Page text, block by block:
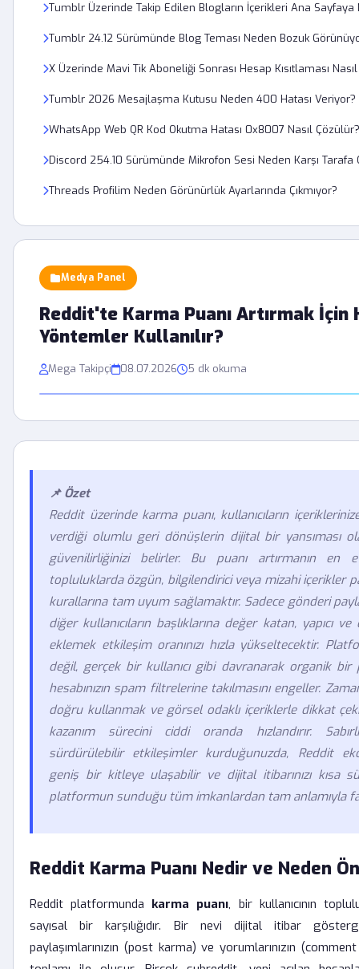
Medya Panel
Reddit'te Karma Puanı Artırmak İçin
Yöntemler Kullanılır?
Mega Takipçi 08.07.2026 5 dk okuma
📌 Özet
Reddit üzerinde karma puanı, kullanıcıların
verdiği olumlu geri dönüşlerin dijital bir yansıması
güvenilirliğinizi belirler. Bu puanı artırmanın en
topluluklarda özgün, bilgilendirici veya mizahi içerikler
kurallarına tam uyum sağlamaktır. Sadece gönderi
diğer kullanıcıların başlıklarına değer katan, yapıcı
eklemek etkileşim oranınızı hızla yükseltecektir.
değil, gerçek bir kullanıcı gibi davranarak organik
hesabınızın spam filtrelerine takılmasını engeller.
doğru kullanmak ve görsel odaklı içeriklerle dikkat
kazanım sürecini ciddi oranda hızlandırır.
sürdürülebilir etkileşimler kurduğunuzda, Reddit
geniş bir kitleye ulaşabilir ve dijital itibarınızı kısa
platformun sunduğu tüm imkanlardan tam anlamıyla
Reddit Karma Puanı Nedir ve Neden
Reddit platformunda karma puanı, bir kullanıcının
sayısal bir karşılığıdır. Bir nevi dijital itibar
paylaşımlarınızın (post karma) ve yorumlarınızın
Tumblr Üzerinde Takip Edilen Blogların İçerikleri Ana
Tumblr 24.12 Sürümünde Blog Teması Neden Bozuk
X Üzerinde Mavi Tik Aboneliği Sonrası Hesap Kısıtlaması Nasıl
Tumblr 2026 Mesajlaşma Kutusu Neden 400 Hatası Veriyor?
WhatsApp Web QR Kod Okutma Hatası 0x8007 Nasıl Çözülür?
Discord 254.10 Sürümünde Mikrofon Sesi Neden Karşı Tarafa
Threads Profilim Neden Görünürlük Ayarlarında Çıkmıyor?